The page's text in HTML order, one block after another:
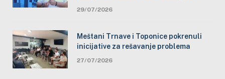
29/07/2026
Meštani Trnave i Toponice pokrenuli
inicijative za rešavanje problema
27/07/2026